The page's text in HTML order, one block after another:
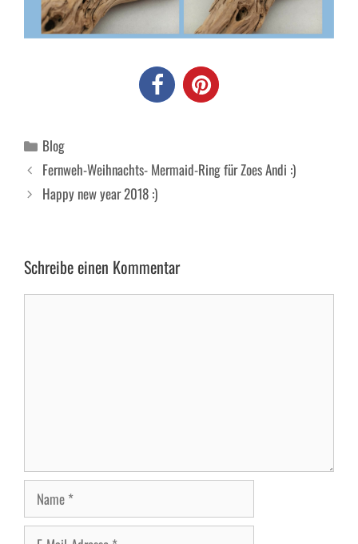
Kategorien
Blog
Fernweh-Weihnachts- Mermaid-Ring für Zoes Andi :)
Happy new year 2018 :)
Schreibe einen Kommentar
Name